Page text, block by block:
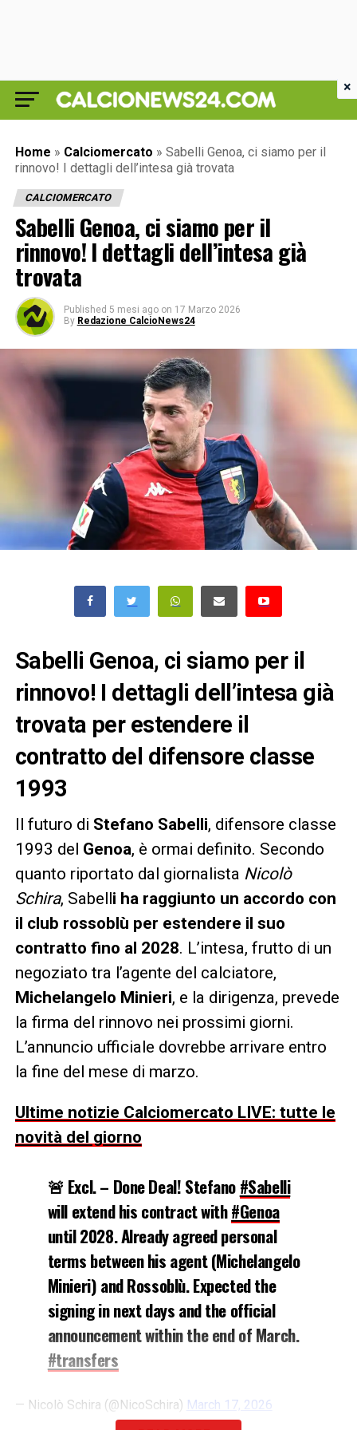
Home » Calciomercato » Sabelli Genoa, ci siamo per il
rinnovo! I dettagli dell’intesa già trovata
CALCIOMERCATO
Sabelli Genoa, ci siamo per il
rinnovo! I dettagli dell’intesa già
trovata
Published 5 mesi ago on 17 Marzo 2026
By Redazione CalcioNews24
Sabelli Genoa, ci siamo per il
rinnovo! I dettagli dell’intesa già
trovata per estendere il
contratto del difensore classe
1993
Il futuro di Stefano Sabelli, difensore classe
1993 del Genoa, è ormai definito. Secondo
quanto riportato dal giornalista Nicolò
Schira, Sabelli ha raggiunto un accordo con
il club rossoblù per estendere il suo
contratto fino al 2028. L’intesa, frutto di un
negoziato tra l’agente del calciatore,
Michelangelo Minieri, e la dirigenza, prevede
la firma del rinnovo nei prossimi giorni.
L’annuncio ufficiale dovrebbe arrivare entro
la fine del mese di marzo.
Ultime notizie Calciomercato LIVE: tutte le
novità del giorno
🚨 Excl. – Done Deal! Stefano#Sabelli
will extend his contract with#Genoa
until 2028. Already agreed personal
terms between his agent (Michelangelo
Minieri) and Rossoblù. Expected the
signing in next days and the official
announcement within the end of March.
#transfers
— Nicolò Schira (@NicoSchira) March 17, 2026
×